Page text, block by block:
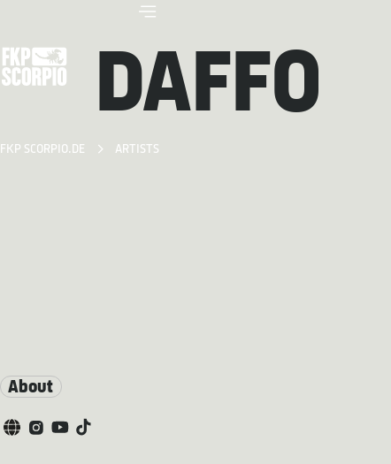
FKP SCORPIO.DE ARTISTS
DAFFO
About